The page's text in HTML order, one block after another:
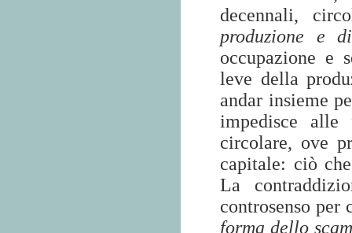
decennali,
produzione e
occupazione e
leve della
andar insieme
impedisce
circolare, ove
capitale: ciò
La
controsenso per
forma dello